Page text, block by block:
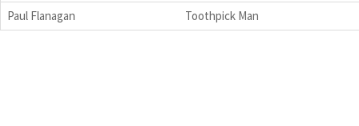
Paul Flanagan Toothpick Man